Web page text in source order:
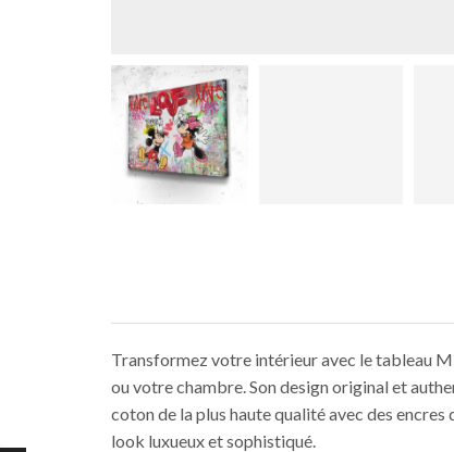
Transformez votre intérieur avec le tableau
ou votre chambre. Son design original et
coton de la plus haute qualité avec des
look luxueux et sophistiqué.